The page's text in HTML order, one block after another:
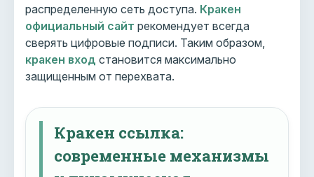
распределенную сеть доступа. Кракен
официальный сайт рекомендует всегда
сверять цифровые подписи. Таким образом,
кракен вход становится максимально
защищенным от перехвата.
Кракен ссылка:
современные механизмы